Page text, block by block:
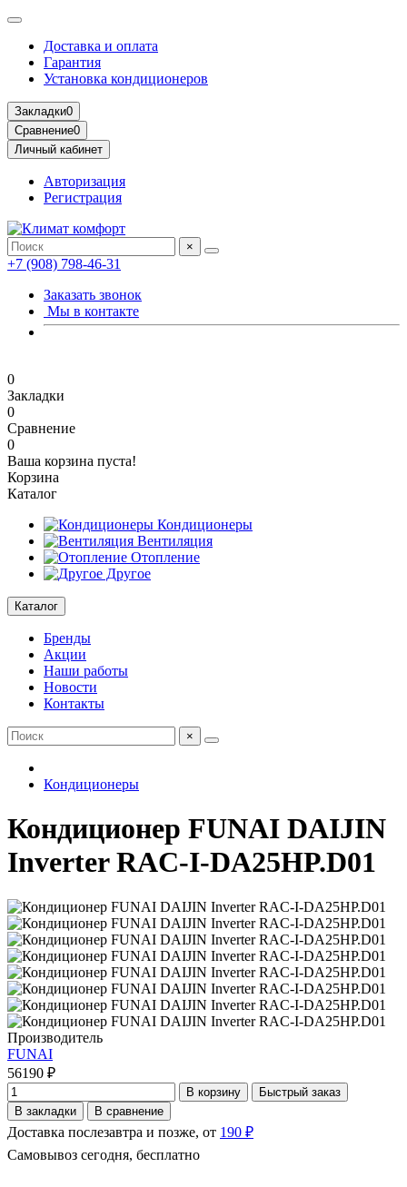
Доставка и оплата
Гарантия
Установка кондиционеров
Закладки0
Сравнение0
Личный кабинет
Авторизация
Регистрация
×
+7 (908) 798-46-31
Заказать звонок
Мы в контакте
0
Закладки
0
Сравнение
0
Ваша корзина пуста!
Корзина
Каталог
Кондиционеры
Вентиляция
Отопление
Другое
Каталог
Бренды
Акции
Наши работы
Новости
Контакты
×
Кондиционеры
Кондиционер FUNAI DAIJIN
Inverter RAC-I-DA25HP.D01
Производитель
FUNAI
56190 ₽
В корзину
Быстрый заказ
В закладки
В сравнение
Доставка послезавтра и позже, от 190 ₽
Самовывоз сегодня, бесплатно